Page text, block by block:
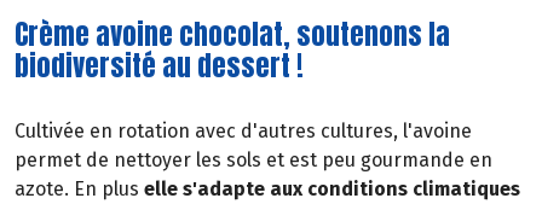
Crème avoine chocolat, soutenons la
biodiversité au dessert !
Cultivée en rotation avec d'autres cultures, l'avoine
permet de nettoyer les sols et est peu gourmande en
azote. En plus elle s'adapte aux conditions climatiques